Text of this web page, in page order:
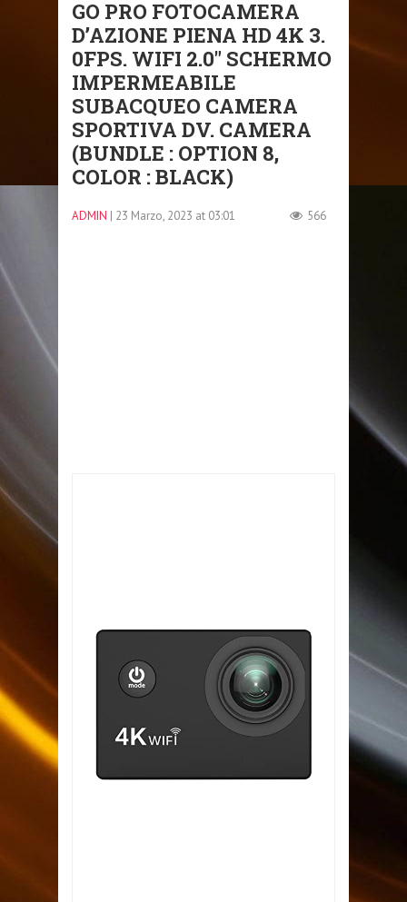
GO PRO FOTOCAMERA
D’AZIONE PIENA HD 4K 3.
0FPS. WIFI 2.0″ SCHERMO
IMPERMEABILE
SUBACQUEO CAMERA
SPORTIVA DV. CAMERA
(BUNDLE : OPTION 8,
COLOR : BLACK)
ADMIN | 23 Marzo, 2023 at 03:01 566